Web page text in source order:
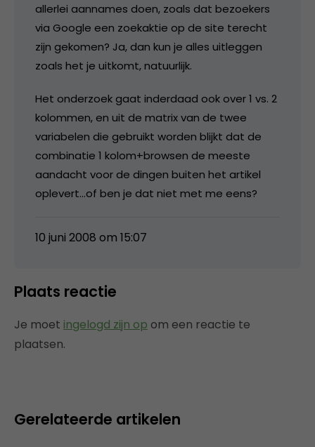
allerlei aannames doen, zoals dat bezoekers
via Google een zoekaktie op de site terecht
zijn gekomen? Ja, dan kun je alles uitleggen
zoals het je uitkomt, natuurlijk.
Het onderzoek gaat inderdaad ook over 1 vs. 2
kolommen, en uit de matrix van de twee
variabelen die gebruikt worden blijkt dat de
combinatie 1 kolom+browsen de meeste
aandacht voor de dingen buiten het artikel
oplevert…of ben je dat niet met me eens?
10 juni 2008 om 15:07
Plaats reactie
Je moet ingelogd zijn op om een reactie te
plaatsen.
Gerelateerde artikelen